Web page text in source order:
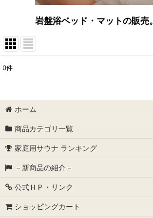
岩盤浴ベッド・マットの販売。
表示数
並び順:
0件
ホーム
商品カテゴリ一覧
家庭用サウナ ランキング
－新商品の紹介－
公式ＨＰ・リンク
ショッピングカート